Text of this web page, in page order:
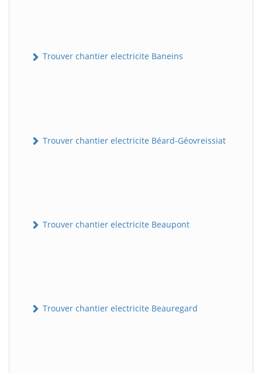
Trouver chantier electricite Baneins
Trouver chantier electricite Béard-Géovreissiat
Trouver chantier electricite Beaupont
Trouver chantier electricite Beauregard